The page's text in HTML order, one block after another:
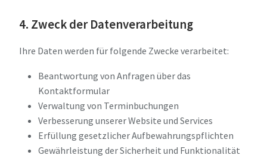
4. Zweck der Datenverarbeitung
Ihre Daten werden für folgende Zwecke verarbeitet:
Beantwortung von Anfragen über das
Kontaktformular
Verwaltung von Terminbuchungen
Verbesserung unserer Website und Services
Erfüllung gesetzlicher Aufbewahrungspflichten
Gewährleistung der Sicherheit und Funktionalität